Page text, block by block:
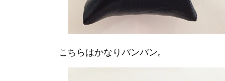
こちらはかなりパンパン。